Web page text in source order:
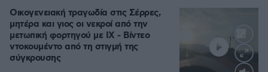
Οικογενειακή τραγωδία στις Σέρρες,
μητέρα και γιος οι νεκροί από την
μετωπική φορτηγού με ΙΧ - Βίντεο
ντοκουμέντο από τη στιγμή της
σύγκρουσης